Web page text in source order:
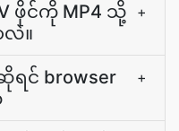
ဖိုင်ကို MP4 သို့
လဲ။
+
ရင် browser
+